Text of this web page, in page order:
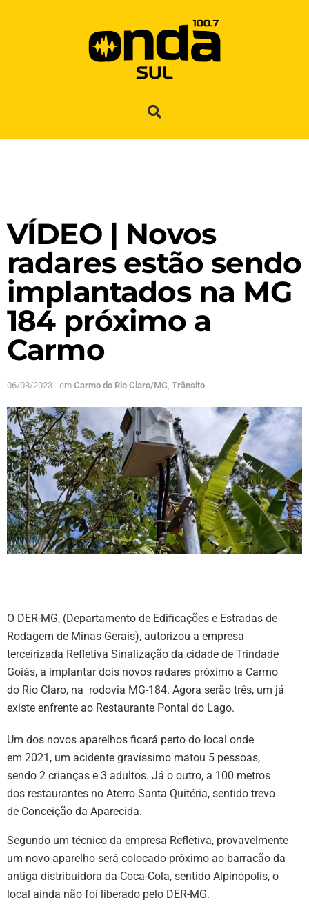
VÍDEO | Novos
radares estão sendo
implantados na MG
184 próximo a
Carmo
06/03/2023 em Carmo do Rio Claro/MG, Trânsito
O DER-MG, (Departamento de Edificações e Estradas de
Rodagem de Minas Gerais), autorizou a empresa
terceirizada Refletiva Sinalização da cidade de Trindade
Goiás, a implantar dois novos radares próximo a Carmo
do Rio Claro, na rodovia MG-184. Agora serão três, um já
existe enfrente ao Restaurante Pontal do Lago.
Um dos novos aparelhos ficará perto do local onde
em 2021, um acidente gravíssimo matou 5 pessoas,
sendo 2 crianças e 3 adultos. Já o outro, a 100 metros
dos restaurantes no Aterro Santa Quitéria, sentido trevo
de Conceição da Aparecida.
Segundo um técnico da empresa Refletiva, provavelmente
um novo aparelho será colocado próximo ao barracão da
antiga distribuidora da Coca-Cola, sentido Alpinópolis, o
local ainda não foi liberado pelo DER-MG.